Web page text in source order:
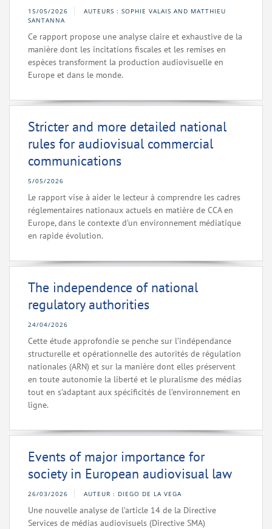
15/05/2026
AUTEURS : SOPHIE VALAIS AND MATTHIEU
SANTANNA
Ce rapport propose une analyse claire et exhaustive de la
manière dont les incitations fiscales et les remises en
espèces transforment la production audiovisuelle en
Europe et dans le monde.
Stricter and more detailed national
rules for audiovisual commercial
communications
5/05/2026
Le rapport vise à aider le lecteur à comprendre les cadres
réglementaires nationaux actuels en matière de CCA en
Europe, dans le contexte d’un environnement médiatique
en rapide évolution.
The independence of national
regulatory authorities
24/04/2026
Cette étude approfondie se penche sur l’indépendance
structurelle et opérationnelle des autorités de régulation
nationales (ARN) et sur la manière dont elles préservent
en toute autonomie la liberté et le pluralisme des médias
tout en s’adaptant aux spécificités de l’environnement en
ligne.
Events of major importance for
society in European audiovisual law
26/03/2026 AUTEUR : DIEGO DE LA VEGA
Une nouvelle analyse de l’article 14 de la Directive
Services de médias audiovisuels (Directive SMA)